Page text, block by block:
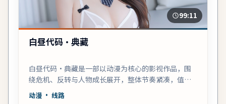
99:11
白昼代码·典藏
白昼代码·典藏是一部以动漫为核心的影视作品，围
绕危机、反转与人物成长展开，整体节奏紧凑，值得
推荐观看。
动漫 · 线路